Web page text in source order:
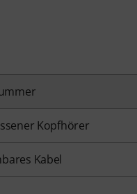
Kopfhörer
Kabel